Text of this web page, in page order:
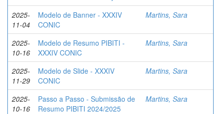
2025-
11-04
Modelo de Banner - XXXIV
CONIC
Martins, Sara
2025-
10-16
Modelo de Resumo PIBITI -
XXXIV CONIC
Martins, Sara
2025-
11-29
Modelo de Slide - XXXIV
CONIC
Martins, Sara
2025-
10-16
Passo a Passo - Submissão de
Resumo PIBITI 2024/2025
Martins, Sara